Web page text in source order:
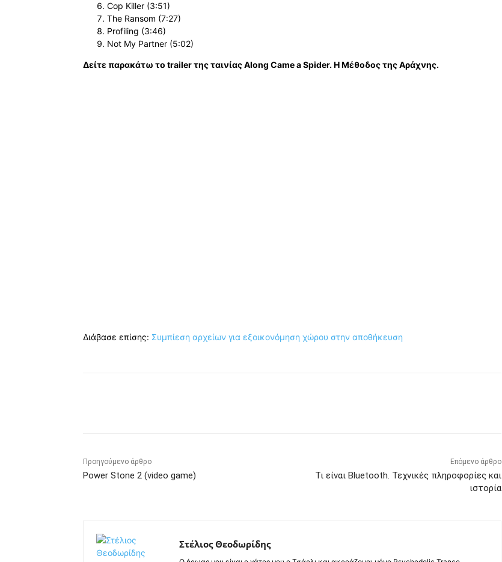
Cop Killer (3:51)
The Ransom (7:27)
Profiling (3:46)
Not My Partner (5:02)
Δείτε παρακάτω το trailer της ταινίας Along Came a Spider. Η Μέθοδος της Αράχνης.
Διάβασε επίσης: Συμπίεση αρχείων για εξοικονόμηση χώρου στην αποθήκευση
Προηγούμενο άρθρο
Power Stone 2 (video game)
Επόμενο άρθρο
Τι είναι Bluetooth. Τεχνικές πληροφορίες και
ιστορία
Στέλιος Θεοδωρίδης